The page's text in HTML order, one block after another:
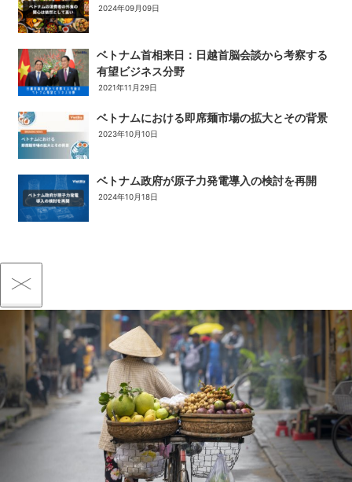
2024年09月09日
ベトナム首相来日：日越首脳会談から考察する
有望ビジネス分野
2021年11月29日
ベトナムにおける即席麺市場の拡大とその背景
2023年10月10日
ベトナム政府が原子力発電導入の検討を再開
2024年10月18日